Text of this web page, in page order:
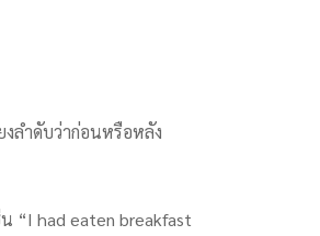
งลำดับว่าก่อนหรือหลัง
“I had eaten breakfast